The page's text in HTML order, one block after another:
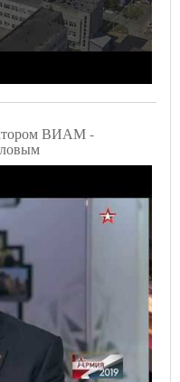
ВИАМ -